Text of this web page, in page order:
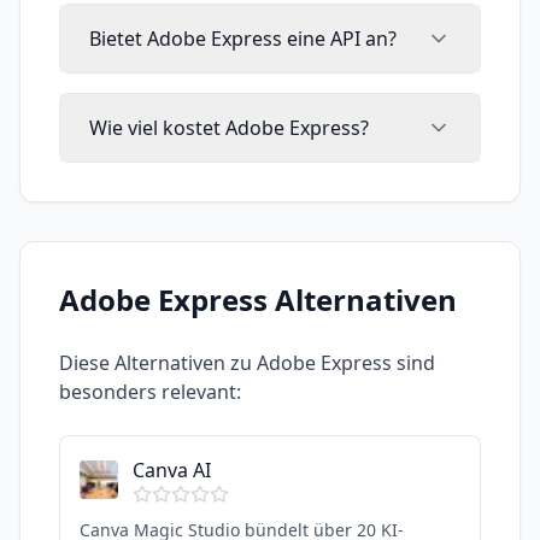
Bietet Adobe Express eine API an?
Wie viel kostet Adobe Express?
Adobe Express Alternativen
Diese Alternativen zu Adobe Express sind
besonders relevant:
Canva AI
Canva Magic Studio bündelt über 20 KI-